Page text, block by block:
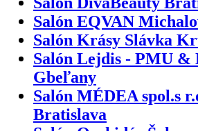
Salón EQVAN
Salón Krásy Slávka
Salón Lejdis - PMU &
Gbeľany
Salón MÉDEA spol.s
Bratislava